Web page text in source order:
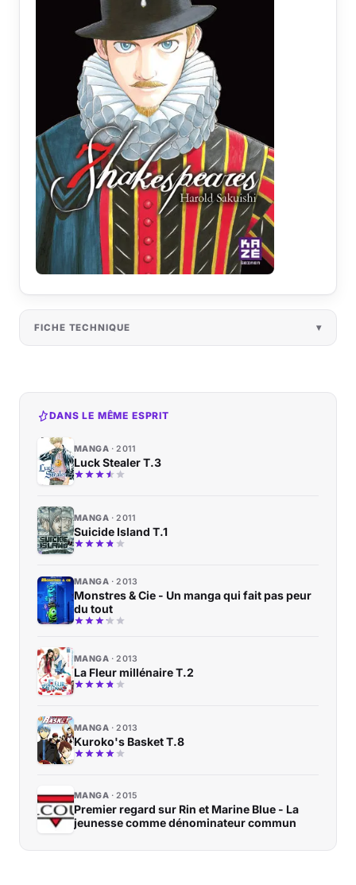
FICHE TECHNIQUE
DANS LE MÊME ESPRIT
MANGA 2011
Luck Stealer T.3
MANGA 2011
Suicide Island T.1
MANGA 2013
Monstres & Cie - Un manga qui fait pas peur
du tout
MANGA 2013
La Fleur millénaire T.2
MANGA 2013
Kuroko's Basket T.8
MANGA 2015
Premier regard sur Rin et Marine Blue - La
jeunesse comme dénominateur commun